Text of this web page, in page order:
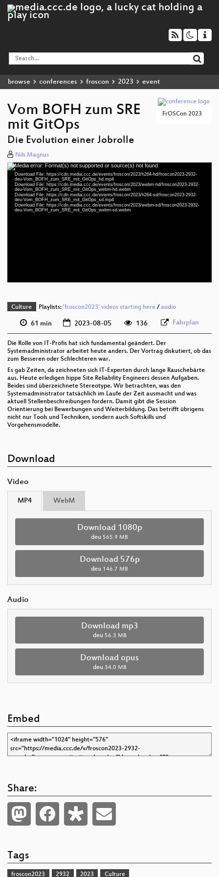
browse conferences froscon 2023 event
FrOSCon 2023
Vom BOFH zum SRE
mit GitOps
Die Evolution einer Jobrolle
Nils Magnus
Video
Player
Media error: Format(s) not supported or source(s) not found
Download File: https://cdn.media.ccc.de/events/froscon/2023/h264-hd/froscon2023-2932-
deu-Vom_BOFH_zum_SRE_mit_GitOps_hd.mp4
Download File: https://cdn.media.ccc.de/events/froscon/2023/webm-hd/froscon2023-2932-
deu-Vom_BOFH_zum_SRE_mit_GitOps_webm-hd.webm
Download File: https://cdn.media.ccc.de/events/froscon/2023/h264-sd/froscon2023-2932-
deu-Vom_BOFH_zum_SRE_mit_GitOps_sd.mp4
Download File: https://cdn.media.ccc.de/events/froscon/2023/webm-sd/froscon2023-2932-
deu-Vom_BOFH_zum_SRE_mit_GitOps_webm-sd.webm
Culture Playlists: 'froscon2023' videos starting here/audio
61 min 2023-08-05 136 Fahrplan
Die Rolle von IT-Profis hat sich fundamental geändert. Der
Systemadministrator arbeitet heute anders. Der Vortrag diskutiert, ob das
zum Besseren oder Schlechteren war.
Es gab Zeiten, da zeichneten sich IT-Experten durch lange Rauschebärte
aus. Heute erledigen hippe Site Reliability Engineers dessen Aufgaben.
Beides sind überzeichnete Stereotype. Wir betrachten, was den
Systemadministrator tatsächlich im Laufe der Zeit ausmacht und was
aktuell Stellenbeschreibungen fordern. Damit gibt die Session
Orientierung bei Bewerbungen und Weiterbildung. Das betrifft übrigens
nicht nur Tools und Techniken, sondern auch Softskills und
Vorgehensmodelle.
Download
Video
MP4 WebM
Download 1080p
deu 565.9 MB
Download 576p
deu 146.7 MB
Audio
Download mp3
deu 56.3 MB
Download opus
deu 34.0 MB
Embed
Share:
Tags
froscon2023 2932 2023 Culture